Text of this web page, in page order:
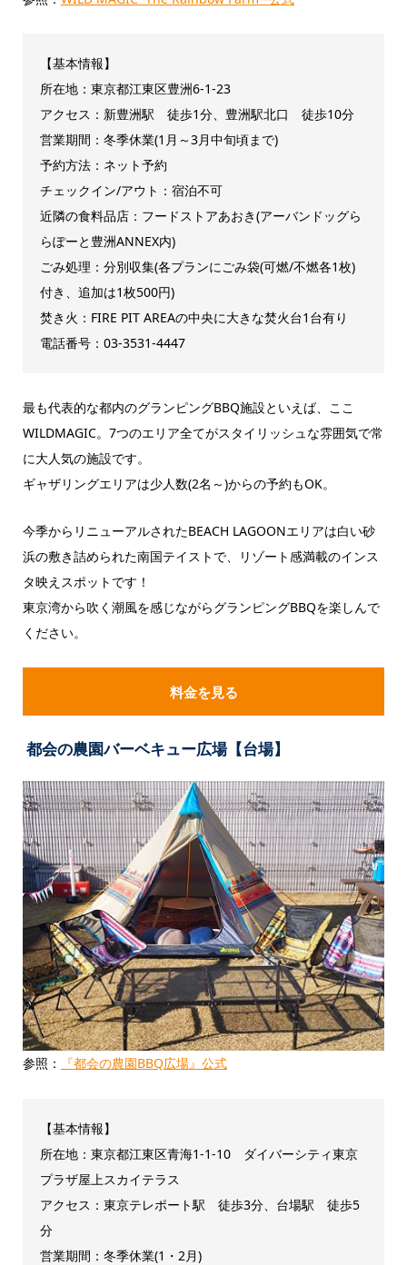
【基本情報】
所在地：東京都江東区豊洲6-1-23
アクセス：新豊洲駅 徒歩1分、豊洲駅北口 徒歩10分
営業期間：冬季休業(1月～3月中旬頃まで)
予約方法：ネット予約
チェックイン/アウト：宿泊不可
近隣の食料品店：フードストアあおき(アーバンドッグら
らぽーと豊洲ANNEX内)
ごみ処理：分別収集(各プランにごみ袋(可燃/不燃各1枚)
付き、追加は1枚500円)
焚き火：FIRE PIT AREAの中央に大きな焚火台1台有り
電話番号：03-3531-4447
最も代表的な都内のグランピングBBQ施設といえば、ここ
WILDMAGIC。7つのエリア全てがスタイリッシュな雰囲気で常
に大人気の施設です。
ギャザリングエリアは少人数(2名～)からの予約もOK。
今季からリニューアルされたBEACH LAGOONエリアは白い砂
浜の敷き詰められた南国テイストで、リゾート感満載のインス
タ映えスポットです！
東京湾から吹く潮風を感じながらグランピングBBQを楽しんで
ください。
料金を見る
都会の農園バーベキュー広場【台場】
参照： 『都会の農園BBQ広場』公式
【基本情報】
所在地：東京都江東区青海1-1-10 ダイバーシティ東京
プラザ屋上スカイテラス
アクセス：東京テレポート駅 徒歩3分、 台場駅 徒歩5
分
営業期間： 冬季休業(1・2月)